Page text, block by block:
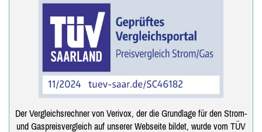
Der Vergleichsrechner von Verivox, der die Grundlage für den Strom-
und Gaspreisvergleich auf unserer Webseite bildet, wurde vom TÜV